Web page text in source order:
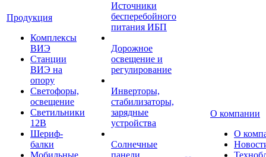
Продукция
Комплексы
ВИЭ
Станции
ВИЭ на
опору
Светофоры,
освещение
Светильники
12В
Шериф-
балки
Мобильные
Источники
бесперебойного
питания ИБП
Дорожное
освещение и
регулирование
Инверторы,
стабилизаторы,
зарядные
устройства
Солнечные
панели
О компании
О